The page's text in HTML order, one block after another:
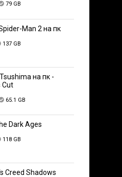
79 GB
Man 2 на пк
137 GB
на пк -
Cut
65.1 GB
Dark Ages
118 GB
Creed Shadows